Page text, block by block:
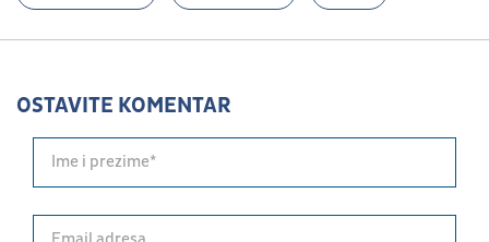
OSTAVITE KOMENTAR